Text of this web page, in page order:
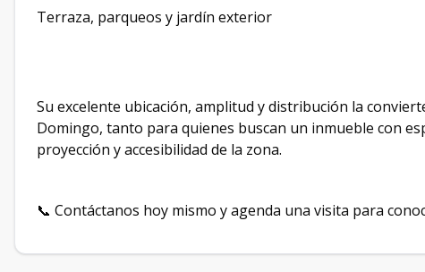
Terraza, parqueos y jardín exterior
Su excelente ubicación, amplitud y distribución la
Domingo, tanto para quienes buscan un inmueble con
proyección y accesibilidad de la zona.
📞 Contáctanos hoy mismo y agenda una visita para